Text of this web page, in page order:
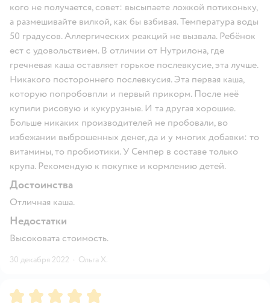
кого не получается, совет: высыпаете ложкой потихоньку,
а размешивайте вилкой, как бы взбивая. Температура воды
50 градусов. Аллергических реакций не вызвала. Ребёнок
ест с удовольствием. В отличии от Нутрилона, где
гречневая каша оставляет горькое послевкусие, эта лучше.
Никакого постороннего послевкусия. Эта первая каша,
которую попробовпли и первый прикорм. После неё
купили рисовую и кукурузные. И та другая хорошие.
Больше никаких производителей не пробовали, во
избежании выброшенных денег, да и у многих добавки: то
витамины, то пробиотики. У Семпер в составе только
крупа. Рекомендую к покупке и кормлению детей.
Достоинства
Отличная каша.
Недостатки
Высоковата стоимость.
30 декабря 2022 · Ольга Х.
Рейтинг:5